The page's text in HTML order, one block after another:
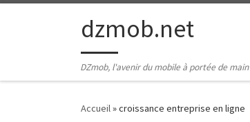
Passer au contenudzmob.net
DZmob, l'avenir du mobile à portée de main
Accueil»croissance entreprise en ligne